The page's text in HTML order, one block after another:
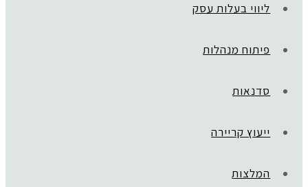
ליווי בעלות עסק
פיתוח מנהלות
סדנאות
ייעוץ קריירה
המלצות